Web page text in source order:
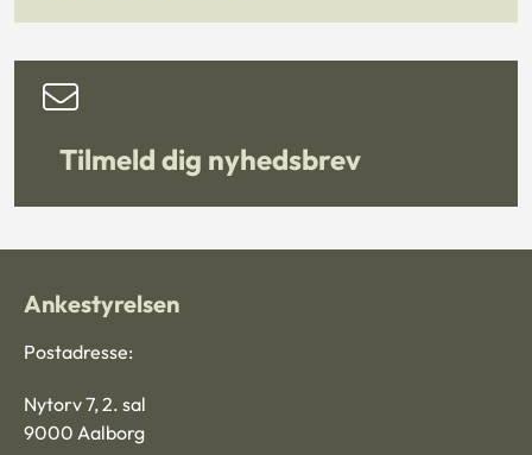
Tilmeld dig nyhedsbrev
Ankestyrelsen
Postadresse:
Nytorv 7, 2. sal
9000 Aalborg